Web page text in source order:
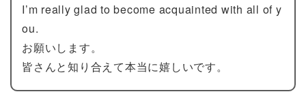
I’m really glad to become acquainted with all of y
ou.
お願いします。
皆さんと知り合えて本当に嬉しいです。